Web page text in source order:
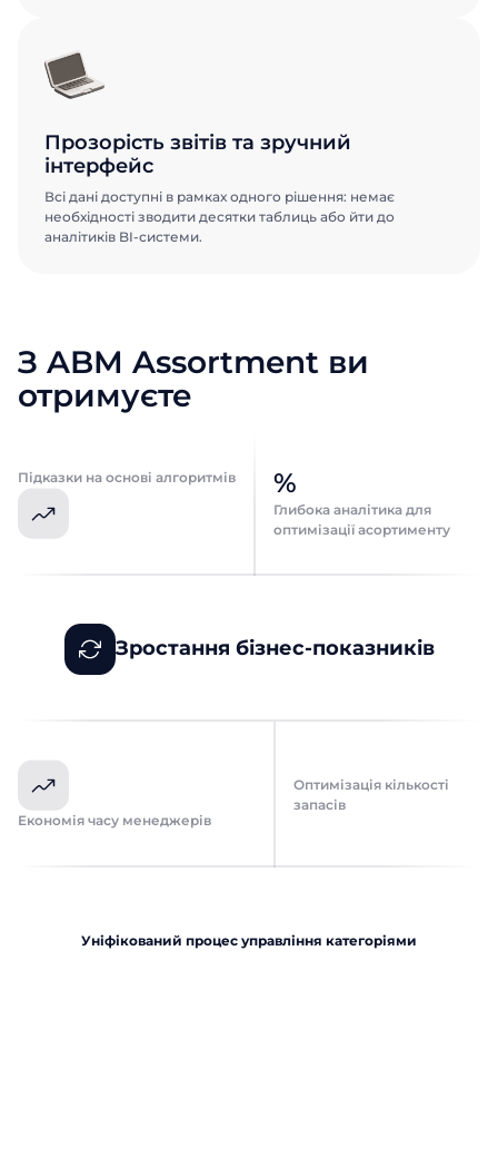
Відправити
Прозорість звітів та зручний
інтерфейс
Всі дані доступні в рамках одного рішення: немає
необхідності зводити десятки таблиць або йти до
аналітиків BI-системи.
З ABM Assortment ви
отримуєте
Підказки на основі алгоритмів %
Глибока аналітика для
оптимізації асортименту
Зростання бізнес-показників
Економія часу менеджерів
Оптимізація кількості
запасів
Уніфікований процес управління категоріями
Відправити